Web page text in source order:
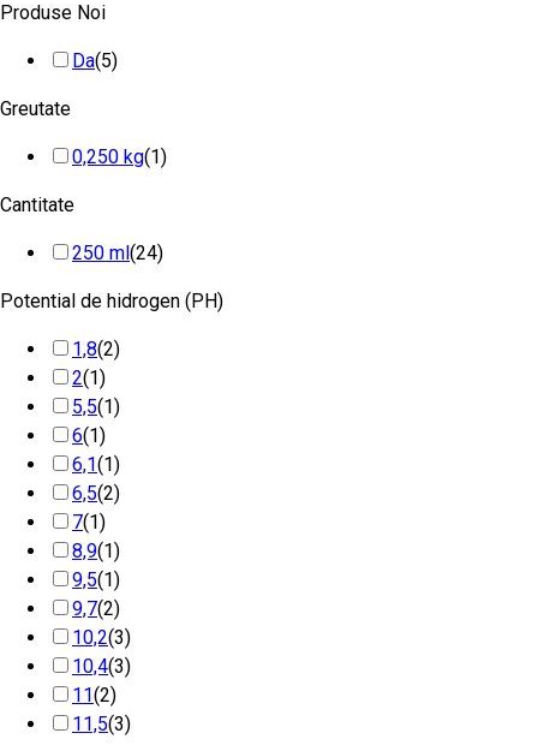
Produse Noi
Da(5)
Greutate
0,250 kg(1)
Cantitate
250 ml(24)
Potential de hidrogen (PH)
1,8(2)
2(1)
5,5(1)
6(1)
6,1(1)
6,5(2)
7(1)
8,9(1)
9,5(1)
9,7(2)
10,2(3)
10,4(3)
11(2)
11,5(3)